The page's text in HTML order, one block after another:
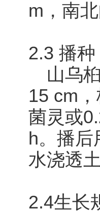
m，南
2.3 播种
山乌桕
15 cm
菌灵或
h。播
水浇透
2.4生长